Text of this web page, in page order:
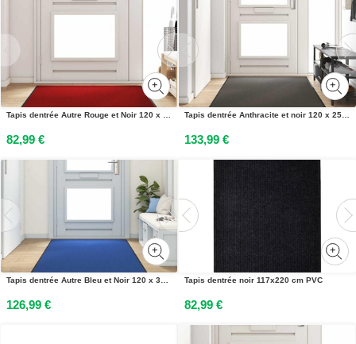
Tapis dentrée Autre Rouge et Noir 120 x 180 cm
82,99 €
Tapis dentrée Anthracite et noir 120 x 250 cm Polyamide et PVC
133,99 €
Tapis dentrée Autre Bleu et Noir 120 x 350 cm Polyamide et PVC
126,99 €
Tapis dentrée noir 117x220 cm PVC
82,99 €